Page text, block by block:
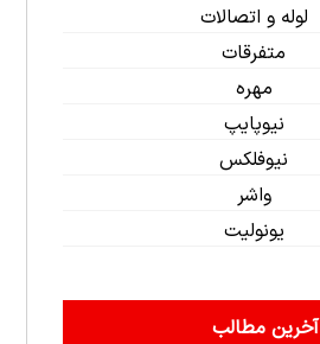
لوله و اتصالات
متفرقات
مهره
نیوپایپ
نیوفلکس
واشر
یونولیت
آخرین مطالب